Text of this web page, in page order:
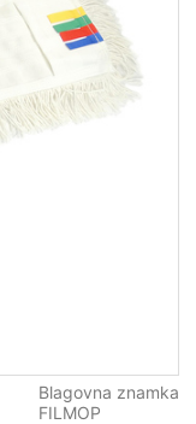
Blagovna znamka
FILMOP